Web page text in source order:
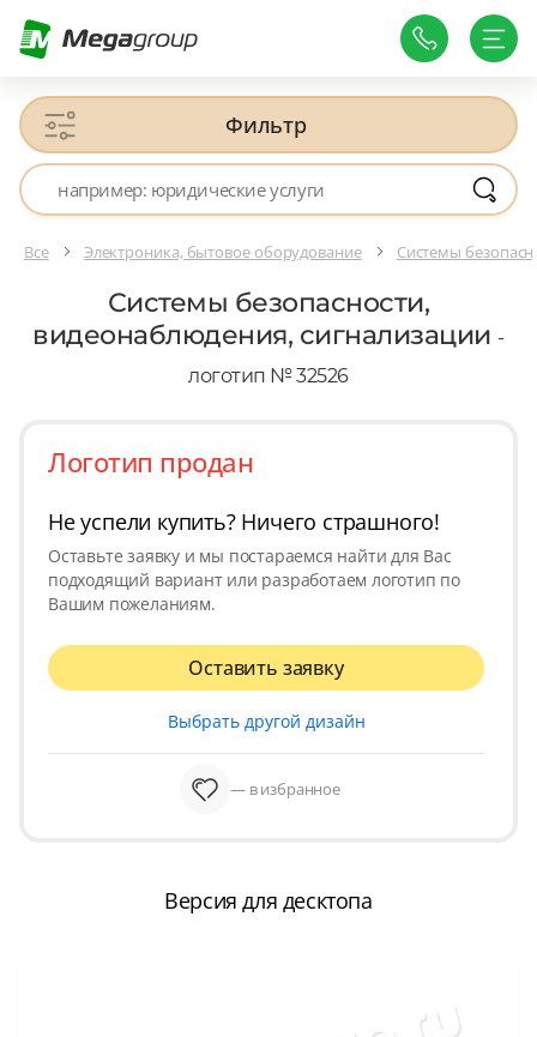
Фильтр
Все Электроника, бытовое оборудование Системы
Системы безопасности,
видеонаблюдения, сигнализации -
логотип № 32526
Логотип продан
Не успели купить? Ничего страшного!
Оставьте заявку и мы постараемся найти для Вас
подходящий вариант или разработаем логотип по
Вашим пожеланиям.
Оставить заявку
Выбрать другой дизайн
— в избранное
Версия для десктопа